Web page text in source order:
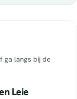
ga langs bij de
Leie